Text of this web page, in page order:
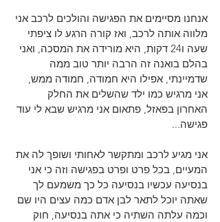
אנחנו מסיימים את הפגישה והולכים לרכב אני
מלווה אותה לרכב, ואז קורה הרגע לו ציפתי
שעה ו24 דקות, היא מורידה את המסכה, ואני
בהלם בואנה זה הרבה יותר טוב ממה
שדמיינתי, אפילו היא חמודה, חמודה ממש,
אני מרגיש כמו ילד שהשלים את החלק
האחרון בפאזל, פתאום אני מרגיש שבא לי עוד
פגישה...
אני מגיע לרכב ומתקשר לאחותי ושופך לה את
המעיים, בכל פרט ופרט בפגישה וזה כי אני
בנסיעה עכשיו בנסיעה כל כך משמעם לך
שאתה יוכל לתאר לבן אדם כמה עצים היו שם
וכמה עלתה השתיה כי אתה בנסיעה, חוק